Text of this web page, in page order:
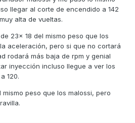
llegar al corte de encendido a 142
alta de vueltas.
23x 18 del mismo peso que los
aceleración, pero si que no cortará
rodará más baja de rpm y genial
inyección incluso llegue a ver los
120.
peso que los malossi, pero